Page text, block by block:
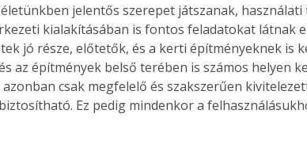
jelentős szerepet játszanak,
kialakításában is fontos feladatokat látnak
jó része, előtetők, és a kerti építményeknek is
az építmények belső terében is számos helyen
csak megfelelő és szakszerűen
Ez pedig mindenkor a